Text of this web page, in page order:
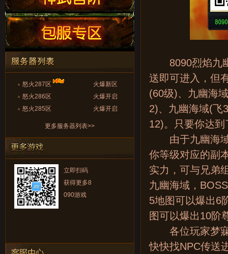
火爆新区
怒火287区
火爆开启
怒火286区
火爆开启
怒火285区
更多服务器列表>>
立即扫码
获得更多8
090游戏
8090烈焰九幽
送即可进入，但
(60级)、九幽海
2)、九幽海域(飞
12)。只要你达
由于九幽海域
你等级对应的副
实力，可与兄弟
九幽海域，
5地图可以爆出6
图可以爆出10阶
各位玩家梦寐
快快找NPC传送